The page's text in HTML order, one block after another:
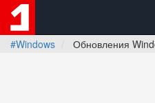
#Windows
Обновления